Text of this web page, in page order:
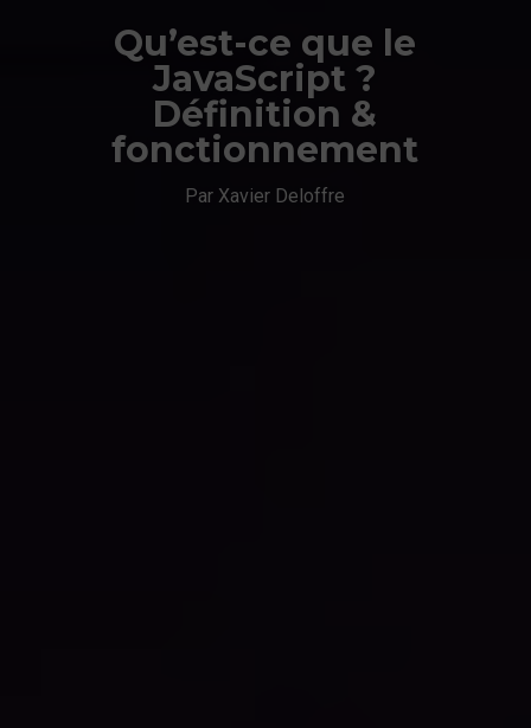
Qu’est-ce que le
JavaScript ?
Définition &
fonctionnement
Par Xavier Deloffre